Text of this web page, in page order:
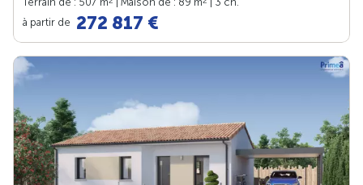
à partir de 272 817 €